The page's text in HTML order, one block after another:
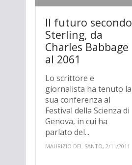
Il futuro secondo
Sterling, da
Charles Babbage
al 2061
Lo scrittore e
giornalista ha tenuto la
sua conferenza al
Festival della Scienza di
Genova, in cui ha
parlato del...
MAURIZIO DEL SANTO, 2/11/2011